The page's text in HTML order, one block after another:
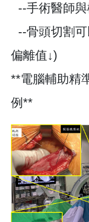
--手術醫師與
--骨頭切割
偏離值↓)
**電腦輔助精
例**